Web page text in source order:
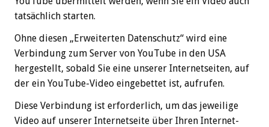
tatsächlich starten.
Ohne diesen „Erweiterten Datenschutz“ wird eine
Verbindung zum Server von YouTube in den USA
hergestellt, sobald Sie eine unserer Internetseiten, auf
der ein YouTube-Video eingebettet ist, aufrufen.
Diese Verbindung ist erforderlich, um das jeweilige
Video auf unserer Internetseite über Ihren Internet-